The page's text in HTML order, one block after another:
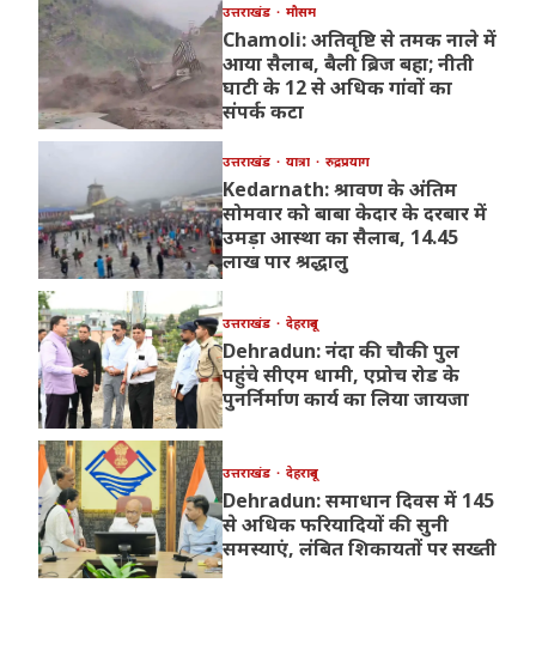
उत्तराखंड मौसम
Chamoli: अतिवृष्टि से तमक नाले में
आया सैलाब, बैली ब्रिज बहा; नीती
घाटी के 12 से अधिक गांवों का
संपर्क कटा
उत्तराखंड यात्रा रुद्रप्रयाग
Kedarnath: श्रावण के अंतिम
सोमवार को बाबा केदार के दरबार में
उमड़ा आस्था का सैलाब, 14.45
लाख पार श्रद्धालु
उत्तराखंड देहरादून
Dehradun: नंदा की चौकी पुल
पहुंचे सीएम धामी, एप्रोच रोड के
पुनर्निर्माण कार्य का लिया जायजा
उत्तराखंड देहरादून
Dehradun: समाधान दिवस में 145
से अधिक फरियादियों की सुनी
समस्याएं, लंबित शिकायतों पर सख्ती